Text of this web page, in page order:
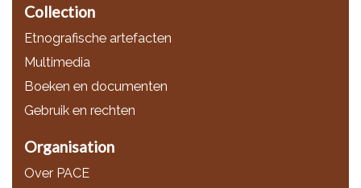
Collection
Etnografische artefacten
Multimedia
Boeken en documenten
Gebruik en rechten
Organisation
Over PACE